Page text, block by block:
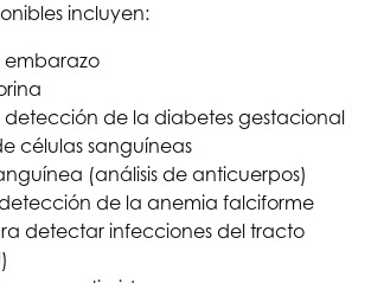
incluyen:
embarazo
detección de la diabetes gestacional
células sanguíneas
(análisis de anticuerpos)
de la anemia falciforme
detectar infecciones del tracto